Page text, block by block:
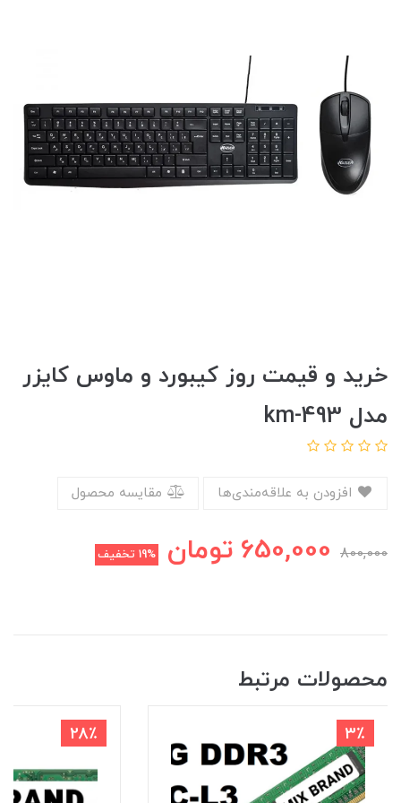
خرید و قیمت روز کیبورد و ماوس کایزر
مدل km-493
مقایسه محصول
800,000
650,000 تومان 19% تخفیف
محصولات مرتبط
3٪ 28٪